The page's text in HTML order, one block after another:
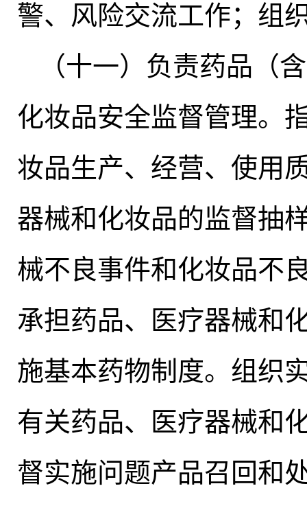
警、风险交流工作；组
（十一）负责药品（
化妆品安全监督管理。
妆品生产、经营、使用
器械和化妆品的监督抽
械不良事件和化妆品不
承担药品、医疗器械和
施基本药物制度。 组织
有关药品、医疗器械和
督实施问题产品召回和